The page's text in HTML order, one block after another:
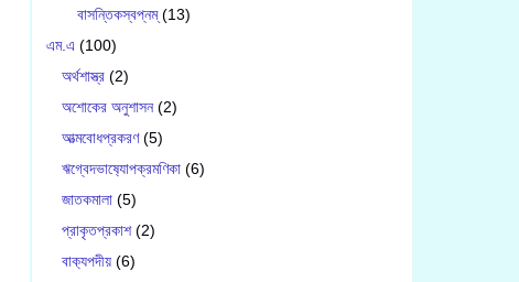
বাসন্তিকস্বপ্নম্(13)
এম.এ (100)
অর্থশাস্ত্র (2)
অশোকের অনুশাসন(2)
আত্মবোধপ্রকরণ(5)
ঋগ্বেদভাষ‍্যোপক্রমণিকা (6)
জাতকমালা (5)
প্রাকৃতপ্রকাশ(2)
বাক‍্যপদীয় (6)